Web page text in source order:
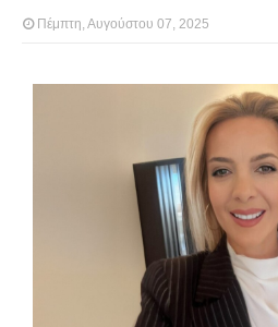
Πέμπτη, Αυγούστου 07, 2025